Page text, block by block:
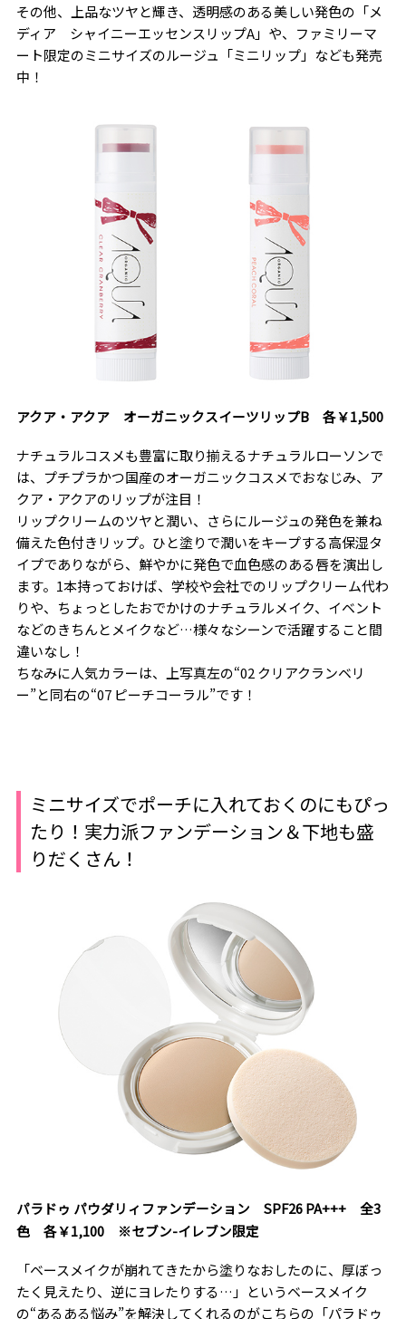
その他、上品なツヤと輝き、透明感のある美しい発色の「メ
ディア シャイニーエッセンスリップA」や、ファミリーマ
ート限定のミニサイズのルージュ「ミニリップ」なども発売
中！
アクア・アクア オーガニックスイーツリップB 各￥1,500
ナチュラルコスメも豊富に取り揃えるナチュラルローソンで
は、プチプラかつ国産のオーガニックコスメでおなじみ、ア
クア・アクアのリップが注目！
リップクリームのツヤと潤い、さらにルージュの発色を兼ね
備えた色付きリップ。ひと塗りで潤いをキープする高保湿タ
イプでありながら、鮮やかに発色で血色感のある唇を演出し
ます。1本持っておけば、学校や会社でのリップクリーム代わ
りや、ちょっとしたおでかけのナチュラルメイク、イベント
などのきちんとメイクなど…様々なシーンで活躍すること間
違いなし！
ちなみに人気カラーは、上写真左の“02 クリアクランベリ
ー”と同右の“07 ピーチコーラル”です！
ミニサイズでポーチに入れておくのにもぴっ
たり！実力派ファンデーション＆下地も盛
りだくさん！
パラドゥ パウダリィファンデーション SPF26 PA+++ 全3
色 各￥1,100 ※セブン-イレブン限定
「ベースメイクが崩れてきたから塗りなおしたのに、厚ぼっ
たく見えたり、逆にヨレたりする…」というベースメイク
の“あるある悩み”を解決してくれるのがこちらの「パラドゥ